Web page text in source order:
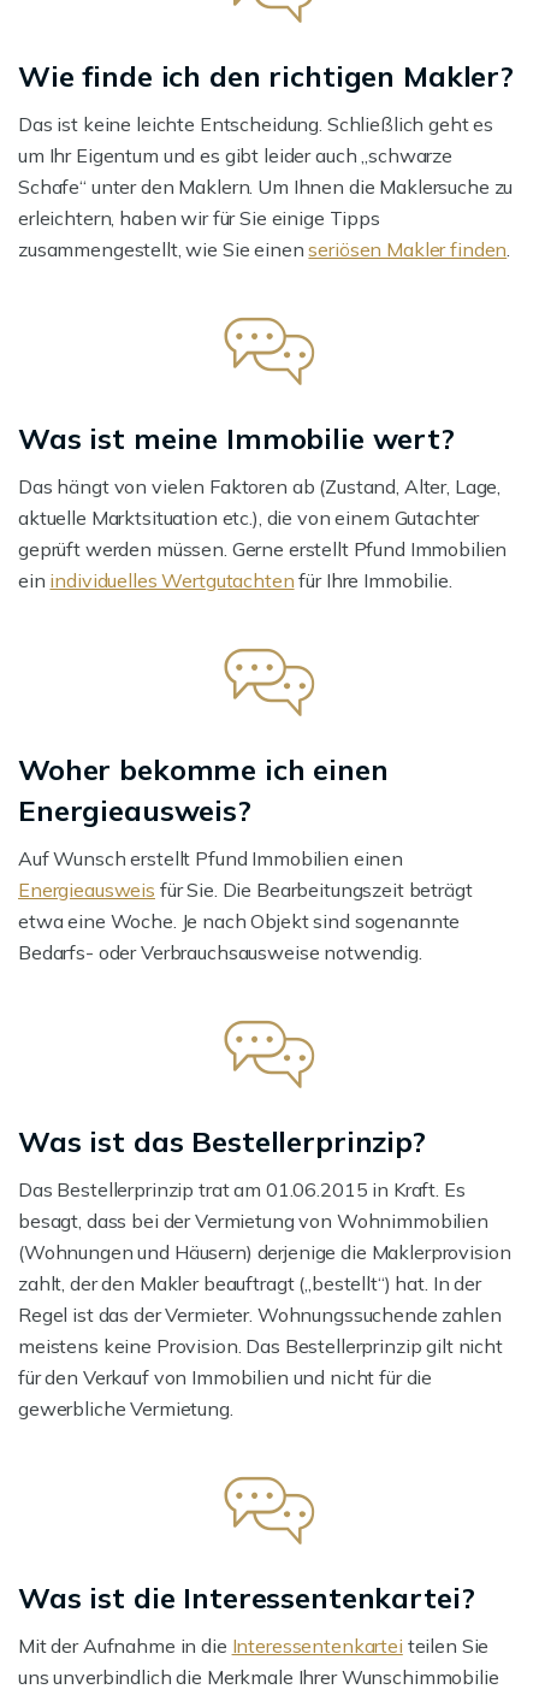
Wie finde ich den richtigen Makler?
Das ist keine leichte Entscheidung. Schließlich geht es
um Ihr Eigentum und es gibt leider auch „schwarze
Schafe“ unter den Maklern. Um Ihnen die Maklersuche zu
erleichtern, haben wir für Sie einige Tipps
zusammengestellt, wie Sie einenseriösen Makler finden.
Was ist meine Immobilie wert?
Das hängt von vielen Faktoren ab (Zustand, Alter, Lage,
aktuelle Marktsituation etc.), die von einem Gutachter
geprüft werden müssen. Gerne erstellt Pfund Immobilien
ein individuelles Wertgutachten für Ihre Immobilie.
Woher bekomme ich einen
Energieausweis?
Auf Wunsch erstellt Pfund Immobilien einen
Energieausweis für Sie. Die Bearbeitungszeit beträgt
etwa eine Woche. Je nach Objekt sind sogenannte
Bedarfs- oder Verbrauchsausweise notwendig.
Was ist das Bestellerprinzip?
Das Bestellerprinzip trat am 01.06.2015 in Kraft. Es
besagt, dass bei der Vermietung von Wohnimmobilien
(Wohnungen und Häusern) derjenige die Maklerprovision
zahlt, der den Makler beauftragt („bestellt“) hat. In der
Regel ist das der Vermieter. Wohnungssuchende zahlen
meistens keine Provision. Das Bestellerprinzip gilt nicht
für den Verkauf von Immobilien und nicht für die
gewerbliche Vermietung.
Was ist die Interessentenkartei?
Mit der Aufnahme in die Interessentenkartei teilen Sie
uns unverbindlich die Merkmale Ihrer Wunschimmobilie